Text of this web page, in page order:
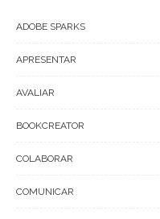
ADOBE SPARKS
APRESENTAR
AVALIAR
BOOKCREATOR
COLABORAR
COMUNICAR